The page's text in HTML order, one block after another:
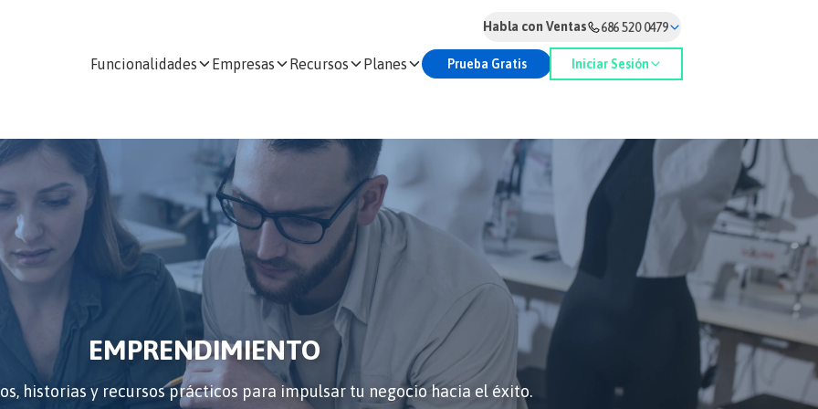
Funcionalidades Empresas Recursos Planes Prueba Gratis Iniciar Sesión
Habla con Ventas 686 520 0479
EMPRENDIMIENTO
historias y recursos prácticos para impulsar tu negocio hacia el éxito.